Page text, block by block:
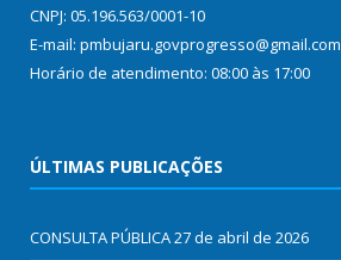
CNPJ: 05.196.563/0001-10
E-mail: pmbujaru.govprogresso@gmail.com
Horário de atendimento: 08:00 às 17:00
ÚLTIMAS PUBLICAÇÕES
CONSULTA PÚBLICA27 de abril de 2026